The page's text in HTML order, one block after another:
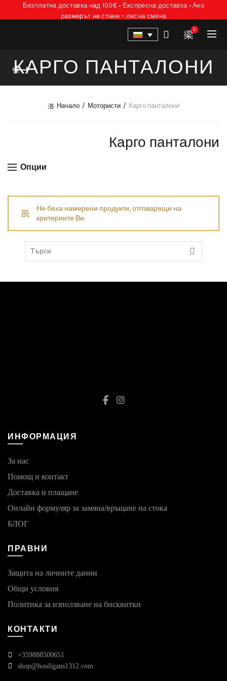
Безплатна доставка над 100€ • Експресна доставка • Ако
размерът не стане – лесна смяна
0
КАРГО ПАНТАЛОНИ
Начало Мотористи Карго панталони
Карго панталони
Опции
Не бяха намерени продукти, отговарящи на
критериите Ви.
ИНФОРМАЦИЯ
За нас
Помощ и контакт
Доставка и плащане
Онлайн формуляр за замяна/връщане на стока
БЛОГ
ПРАВНИ
Защита на личните данни
Общи условия
Политика за използване на бисквитки
КОНТАКТИ
+359888500651
shop@hooligans1312.com